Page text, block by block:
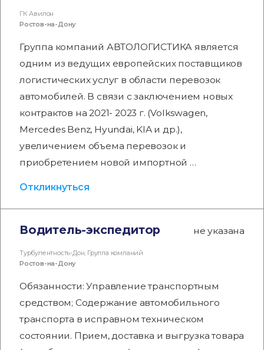
ГК Авилон
Ростов-на-Дону
Группа компаний АВТОЛОГИСТИКА является
одним из ведущих европейских поставщиков
логистических услуг в области перевозок
автомобилей. В связи с заключением новых
контрактов на 2021- 2023 г. (Volkswagen,
Mercedes Benz, Hyundai, KIA и др.),
увеличением объема перевозок и
приобретением новой импортной …
Откликнуться
Водитель-экспедитор не указана
Турбулентность-Дон, Группа компаний
Ростов-на-Дону
Обязанности: Управление транспортным
средством; Содержание автомобильного
транспорта в исправном техническом
состоянии. Прием, доставка и выгрузка товара